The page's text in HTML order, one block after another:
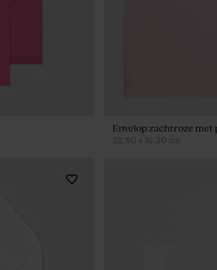
Envelop zachtroze met
22,90 x 16,20 cm